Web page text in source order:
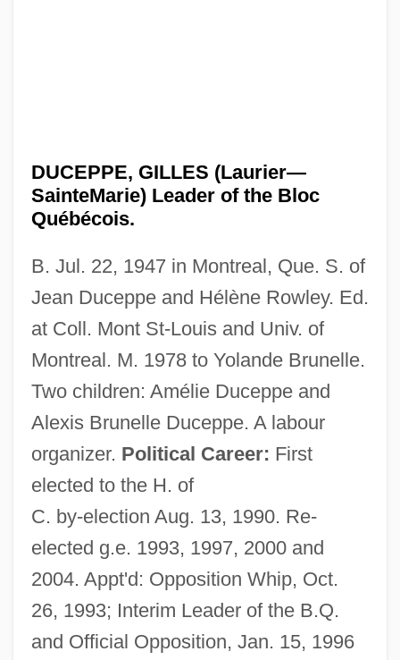
DUCEPPE, GILLES (Laurier—
SainteMarie) Leader of the Bloc
Québécois.
B. Jul. 22, 1947 in Montreal, Que. S. of
Jean Duceppe and Hélène Rowley. Ed.
at Coll. Mont St-Louis and Univ. of
Montreal. M. 1978 to Yolande Brunelle.
Two children: Amélie Duceppe and
Alexis Brunelle Duceppe. A labour
organizer. Political Career: First
elected to the H. of
C. by-election Aug. 13, 1990. Re-
elected g.e. 1993, 1997, 2000 and
2004. Appt'd: Opposition Whip, Oct.
26, 1993; Interim Leader of the B.Q.
and Official Opposition, Jan. 15, 1996